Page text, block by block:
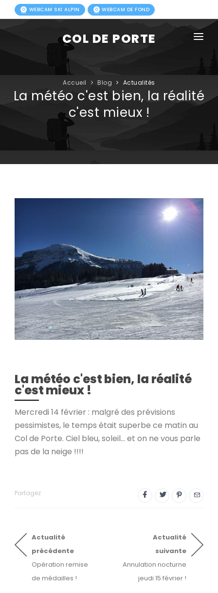
WEBCAM SKI ALPIN WEBCAM DE FOND
COL DE PORTE
FORFAITS
Accueil Blog Actualités
La météo c'est bien, la réalité
c'est mieux !
La météo c'est bien, la réalité
c'est mieux !
Mercredi 14 février : malgré des prévisions
pessimistes, le temps était superbe ce matin au
Col de Porte. Ciel bleu, soleil... et on ne vous parle
pas de la neige !!!!
Partagez
Actualité
précédente
Opération remise
de médailles !
Actualité
suivante
Annulation nocturne
jeudi 15 février !